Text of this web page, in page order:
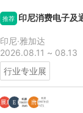
推荐 印尼消费电子及
印尼·雅加达
2026.08.11 ~ 08.13
行业专业展